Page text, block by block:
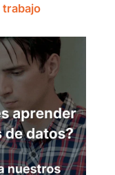
trabajo